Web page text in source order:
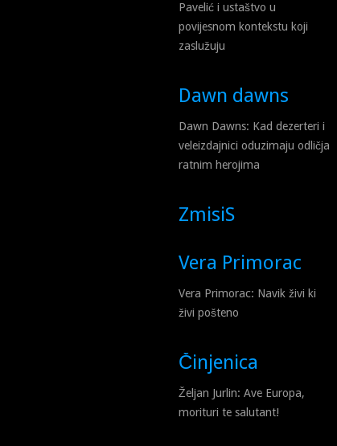
Pavelić i ustaštvo u
povijesnom kontekstu koji
zaslužuju
Dawn dawns
Dawn Dawns: Kad dezerteri i
veleizdajnici oduzimaju odličja
ratnim herojima
ZmisiS
Vera Primorac
Vera Primorac: Navik živi ki
živi pošteno
Činjenica
Željan Jurlin: Ave Europa,
morituri te salutant!